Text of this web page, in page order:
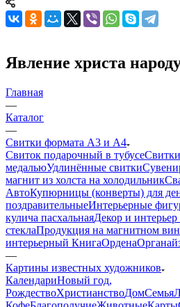
Явление христа
Главная
—
Каталог
—
Свитки формата А3 и А4
Свиток подарочный в тубусе
медальюУдлинённые свитки
магнит из холста на холодильник
АвтоКупюрницы (конверты) для
поздравительныеИнтерьерные
кулича пасхальнаяДекор и интерьер
стеклаПродукция на магнитном
интерьерный КнигаОрдена
—
Картины известных художников
КалендариНовый год,
РождествоХристианствоДомСемья